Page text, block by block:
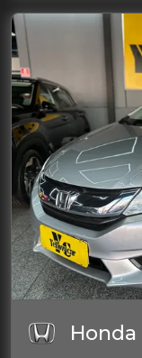
Honda